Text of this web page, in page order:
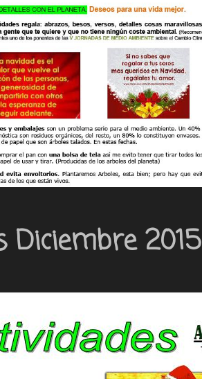
Diciembre 2015